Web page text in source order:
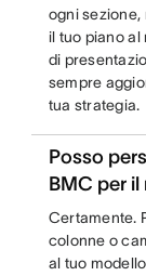
ogni
il tuo piano al
di
sempre
tua strategia.
Posso
BMC per il
Certamente.
colonne o
al tuo